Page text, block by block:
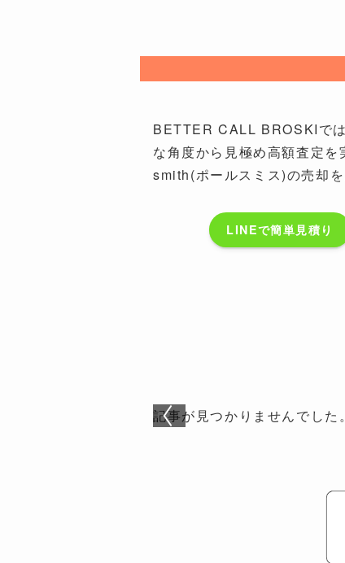
BETTER CALL BROSKIで
な角度から見極め高額査定
smith(ポールスミス)の売却
LINEで簡単見積り
記事が見つかりませんでした。